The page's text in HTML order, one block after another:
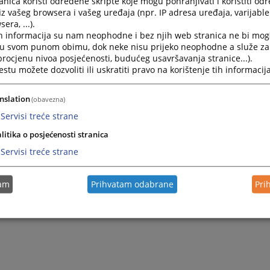
i samim tim štiti ostvarivanje ljudskih prava i građanskih
te osigurava pravna sredstva za zaštitu ustavnosti i zakonitosti.
tužilaštvo Srednjobosanskog kantona/Kantona Središnje
njegovimradomGlavni kantonalni tužioc sa dva zamjenika
kojima rukovode, neposredno odgovaraju Glavnom
svoje funkcije, Tužilaštvo učestvuje u postupcima pred
sudovima Kantona.
je uspostavljeno sa jurisdikcijom za cijeli teritorij
Kantona Središnje Bosne.
Tužilaštva se nalazi u Travniku.
vašeg browsera i vašeg uređaja (npr. IP adresa uređaja,
...).
informacija su nam neophodne i bez njih web stranica ne bi
svom punom obimu, dok neke nisu prijeko neophodne a služe
nivoa posjećenosti, budućeg usavršavanja stranice...).
možete dozvoliti ili uskratiti pravo na korištenje tih
(obavezna)
Servisi treće strane
o posjećenosti stranica
Servisi treće strane
Prihvatam odabrane